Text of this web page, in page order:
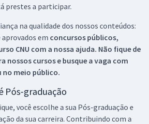
prestes a participar.
na qualidade dos nossos conteúdos:
em concursos públicos,
CNU com a nossa ajuda. Não fique de
nossos cursos e busque a vaga com
meio público.
Pós-graduação
você escolhe a sua Pós-graduação e
da sua carreira. Contribuindo com a